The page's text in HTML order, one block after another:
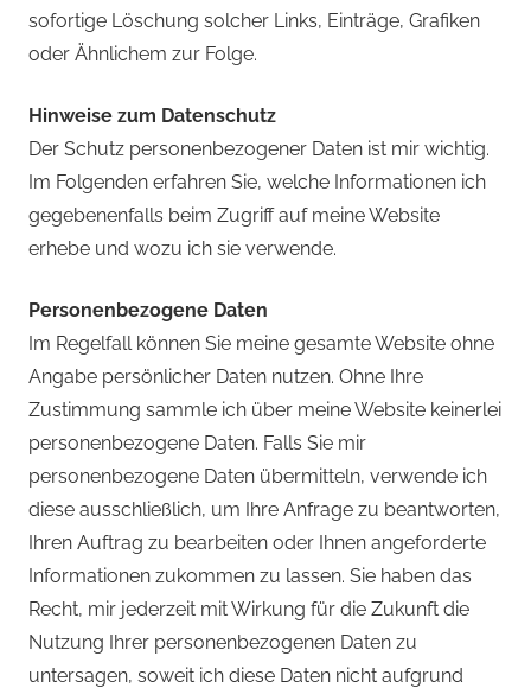
sofortige Löschung solcher Links, Einträge, Grafiken
oder Ähnlichem zur Folge.
Hinweise zum Datenschutz
Der Schutz personenbezogener Daten ist mir wichtig.
Im Folgenden erfahren Sie, welche Informationen ich
gegebenenfalls beim Zugriff auf meine Website
erhebe und wozu ich sie verwende.
Personenbezogene Daten
Im Regelfall können Sie meine gesamte Website ohne
Angabe persönlicher Daten nutzen. Ohne Ihre
Zustimmung sammle ich über meine Website keinerlei
personenbezogene Daten. Falls Sie mir
personenbezogene Daten übermitteln, verwende ich
diese ausschließlich, um Ihre Anfrage zu beantworten,
Ihren Auftrag zu bearbeiten oder Ihnen angeforderte
Informationen zukommen zu lassen. Sie haben das
Recht, mir jederzeit mit Wirkung für die Zukunft die
Nutzung Ihrer personenbezogenen Daten zu
untersagen, soweit ich diese Daten nicht aufgrund